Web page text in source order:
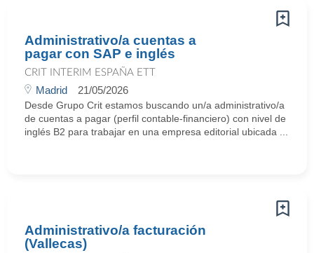
Administrativo/a cuentas a
pagar con SAP e inglés
CRIT INTERIM ESPAÑA ETT
Madrid 21/05/2026
Desde Grupo Crit estamos buscando un/a administrativo/a
de cuentas a pagar (perfil contable-financiero) con nivel de
inglés B2 para trabajar en una empresa editorial ubicada ...
Administrativo/a facturación
(Vallecas)